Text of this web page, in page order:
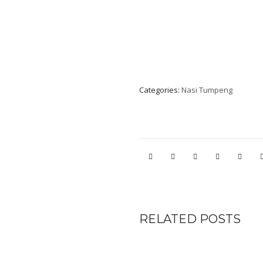
Categories: Nasi Tumpeng
RELATED POSTS